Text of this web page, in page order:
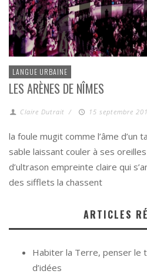
LANGUE URBAINE
LES ARÈNES DE NÎMES
Claire Dutrait / 15 septembre
la foule mugit comme l’âme d’un
sable laissant couler à ses
d’ultrason empreinte claire qui
des sifflets la chassent
ARTICLES
Habiter la Terre, penser le
d’idées